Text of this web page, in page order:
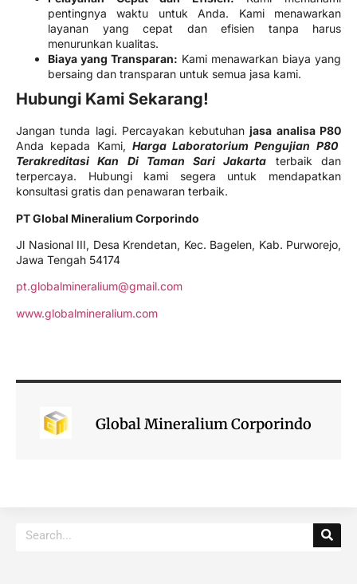
pentingnya waktu untuk Anda. Kami menawarkan
layanan yang cepat dan efisien tanpa harus
menurunkan kualitas.
Biaya yang Transparan: Kami menawarkan biaya yang
bersaing dan transparan untuk semua jasa kami.
Hubungi Kami Sekarang!
Jangan tunda lagi. Percayakan kebutuhanjasa analisa P80
Anda kepada Kami, Harga Laboratorium Pengujian P80
Terakreditasi Kan Di Taman Sari Jakarta terbaik dan
terpercaya. Hubungi kami segera untuk mendapatkan
konsultasi gratis dan penawaran terbaik.
PT Global Mineralium Corporindo
Jl Nasional III, Desa Krendetan, Kec. Bagelen, Kab. Purworejo,
Jawa Tengah 54174
pt.globalmineralium@gmail.com
www.globalmineralium.com
Global Mineralium Corporindo